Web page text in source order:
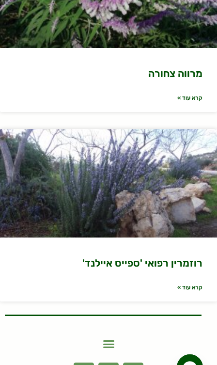
מרווה צחורה
קרא עוד »
רוזמרין רפואי 'ספייס איילנד'
קרא עוד »